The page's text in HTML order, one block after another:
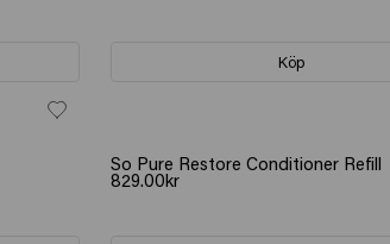
Köp
So Pure Restore Conditioner Refill
829.00kr